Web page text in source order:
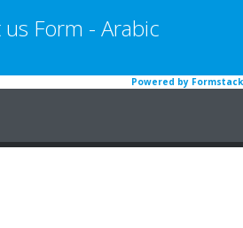
Form - Arabic
Powered by Formstack